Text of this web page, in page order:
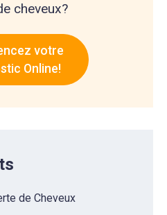
cheveux?
votre
Online!
de Cheveux